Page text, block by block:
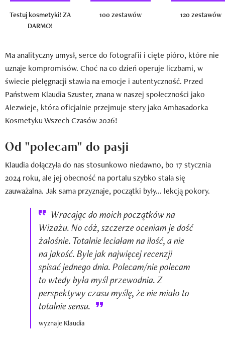
Testuj kosmetyki! ZA
DARMO!
100 zestawów 120 zestawów
Ma analityczny umysł, serce do fotografii i cięte pióro, które nie
uznaje kompromisów. Choć na co dzień operuje liczbami, w
świecie pielęgnacji stawia na emocje i autentyczność. Przed
Państwem Klaudia Szuster, znana w naszej społeczności jako
Alezwieje, która oficjalnie przejmuje stery jako Ambasadorka
Kosmetyku Wszech Czasów 2026!
Od "polecam" do pasji
Klaudia dołączyła do nas stosunkowo niedawno, bo 17 stycznia
2024 roku, ale jej obecność na portalu szybko stała się
zauważalna. Jak sama przyznaje, początki były... lekcją pokory.
Wracając do moich początków na
Wizażu. No cóż, szczerze oceniam je dość
żałośnie. Totalnie leciałam na ilość, a nie
na jakość. Byle jak najwięcej recenzji
spisać jednego dnia. Polecam/nie polecam
to wtedy była myśl przewodnia. Z
perspektywy czasu myślę, że nie miało to
totalnie sensu.
wyznaje Klaudia